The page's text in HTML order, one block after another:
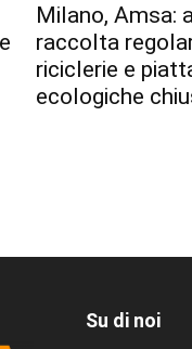
Milano, Amsa:
raccolta
riciclerie e
ecologiche
Su di noi